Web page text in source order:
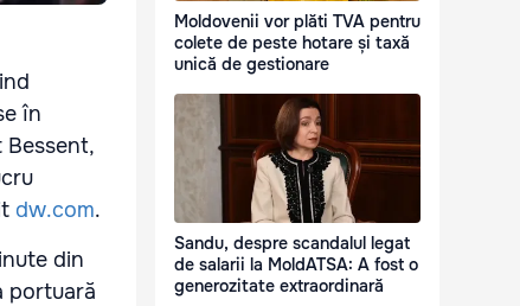
în
Bessent,
dw.com.
din
portuară
Moldovenii vor plăti TVA pentru
colete de peste hotare și taxă
unică de gestionare
Sandu, despre scandalul legat
de salarii la MoldATSA: A fost o
generozitate extraordinară